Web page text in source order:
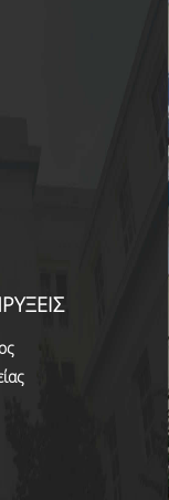
ΣΕΜΙΝΑΡΙΑ